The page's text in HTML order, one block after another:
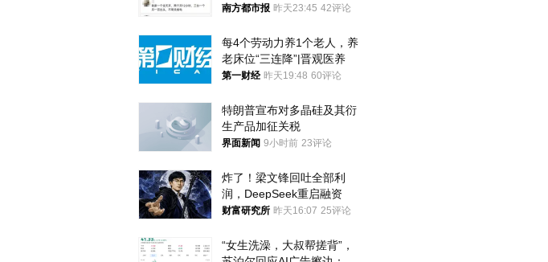
南方都市报 昨天23:45 42评论
每4个劳动力养1个老人，养
老床位“三连降”|晋观医养
第一财经 昨天19:48 60评论
特朗普宣布对多晶硅及其衍
生产品加征关税
界面新闻 9小时前 23评论
炸了！梁文锋回吐全部利
润，DeepSeek重启融资
财富研究所 昨天16:07 25评论
“女生洗澡，大叔帮搓背”，